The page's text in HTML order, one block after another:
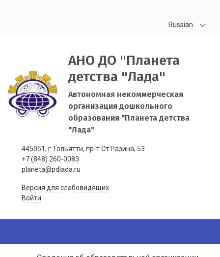
Russian
АНО ДО "Планета
детства "Лада"
Автономная некоммерческая
организация дошкольного
образования "Планета детства
"Лада"
445051, г.Тольятти, пр-т Ст.Разина, 53
+7 (848) 260-0083
planeta@pdlada.ru
Версия для слабовидящих
Войти